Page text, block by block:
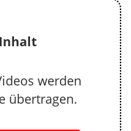
werden
übertragen.